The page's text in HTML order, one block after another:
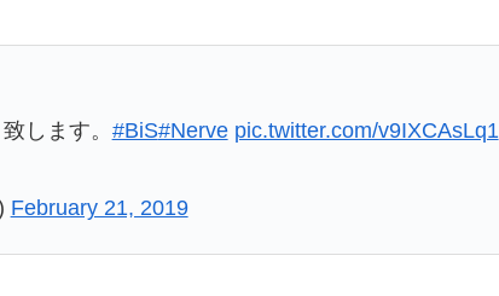
します。 #BiS#Nerve pic.twitter.com/v9IXCAsLq1
February 21, 2019